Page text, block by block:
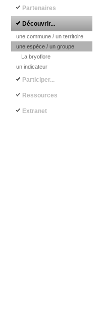
Partenaires
Découvrir...
une commune / un territoire
une espèce / un groupe
La bryoflore
un indicateur
Participer...
Ressources
Extranet